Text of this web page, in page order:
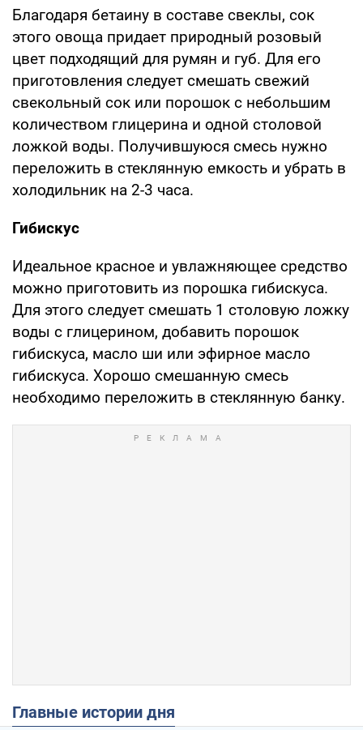
Благодаря бетаину в составе свеклы, сок
этого овоща придает природный розовый
цвет подходящий для румян и губ. Для его
приготовления следует смешать свежий
свекольный сок или порошок с небольшим
количеством глицерина и одной столовой
ложкой воды. Получившуюся смесь нужно
переложить в стеклянную емкость и убрать в
холодильник на 2-3 часа.
Гибискус
Идеальное красное и увлажняющее средство
можно приготовить из порошка гибискуса.
Для этого следует смешать 1 столовую ложку
воды с глицерином, добавить порошок
гибискуса, масло ши или эфирное масло
гибискуса. Хорошо смешанную смесь
необходимо переложить в стеклянную банку.
Главные истории дня